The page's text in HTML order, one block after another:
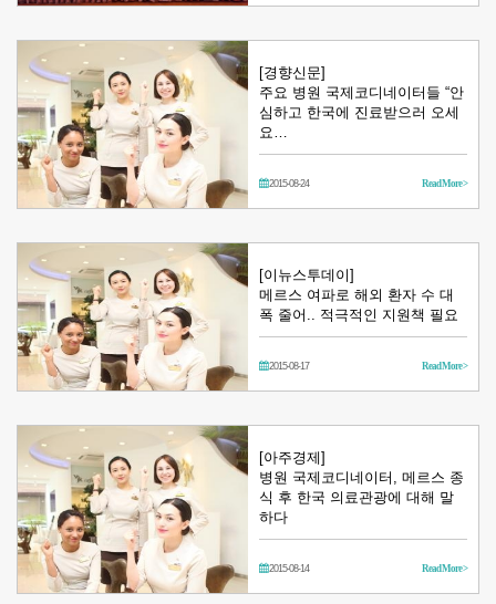
[경향신문]
주요 병원 국제코디네이터들 “안
심하고 한국에 진료받으러 오세
요…
2015-08-24 Read More >
[이뉴스투데이]
메르스 여파로 해외 환자 수 대
폭 줄어.. 적극적인 지원책 필요
2015-08-17 Read More >
[아주경제]
병원 국제코디네이터, 메르스 종
식 후 한국 의료관광에 대해 말
하다
2015-08-14 Read More >